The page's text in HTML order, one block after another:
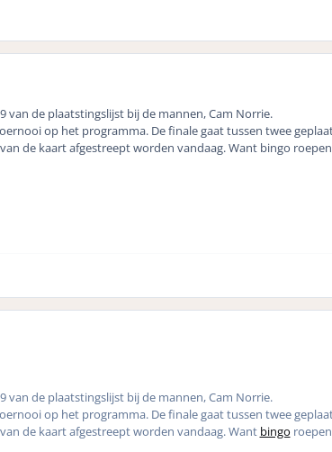
van de plaatstingslijst bij de mannen, Cam Norrie.
op het programma. De finale gaat tussen twee
de kaart afgestreept worden vandaag. Want bingo
van de plaatstingslijst bij de mannen, Cam Norrie.
op het programma. De finale gaat tussen twee
de kaart afgestreept worden vandaag. Want bingo